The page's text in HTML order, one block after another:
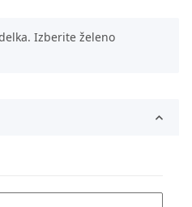
Izberite želeno